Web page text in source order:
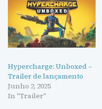
Hypercharge: Unboxed –
Trailer de lançamento
Junho 2, 2025
In "Trailer"